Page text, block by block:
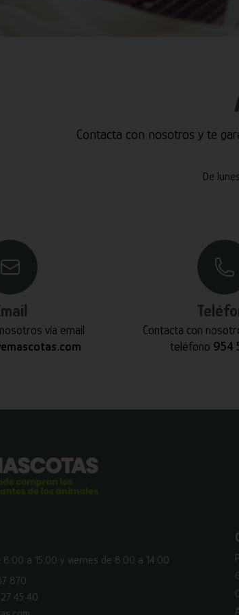
Contacta con nosotros y te
De
vía email
Contacta con
teléfono 954
8:00 a 15:00 y viernes de 8:00 a 14:00
870
45 40